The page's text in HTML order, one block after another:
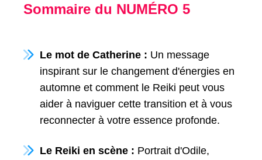
Sommaire du NUMÉRO 5
Le mot de Catherine : Un message
inspirant sur le changement d'énergies en
automne et comment le Reiki peut vous
aider à naviguer cette transition et à vous
reconnecter à votre essence profonde.
Le Reiki en scène : Portrait d'Odile,